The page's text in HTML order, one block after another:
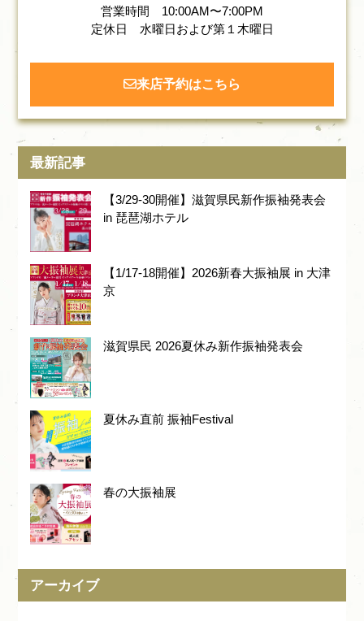
営業時間 10:00AM〜7:00PM
定休日 水曜日および第１木曜日
来店予約はこちら
最新記事
【3/29-30開催】滋賀県民新作振袖発表会
in 琵琶湖ホテル
【1/17-18開催】2026新春大振袖展 in 大津
京
滋賀県民 2026夏休み新作振袖発表会
夏休み直前 振袖Festival
春の大振袖展
アーカイブ